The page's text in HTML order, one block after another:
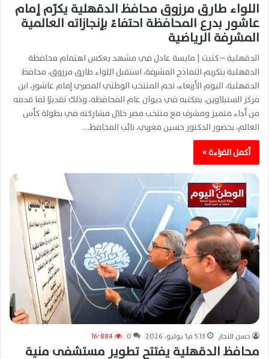
اللواء طارق مرزوق محافظ الدقهلية يكرّم إمام
عاشور بدرع المحافظة احتفاءً بإنجازاته العالمية
المشرفة الرياضية
الدقهلية – كتبت | مايسة عادل في مشهد يعكس اهتمام محافظة
الدقهلية بتكريم النماذج المشرفة، استقبل اللواء طارق مرزوق، محافظ
الدقهلية، اليوم الأربعاء، نجم المنتخب الوطني المصري إمام عاشور، ابن
مركز السنبلاوين، بمكتبه في ديوان عام المحافظة، وذلك تقديرًا لما قدمه
من أداء متميز ومشرف مع منتخب مصر خلال مشاركته في بطولة كأس
العالم، بحضور الدكتور حسين مغربي، نائب المحافظ.…
أكمل القراءة »
حسن النجار 5:13 م1 يوليو، 2026 0 16٬884
محافظ الدقهلية يفتتح تطوير مستشفى منية